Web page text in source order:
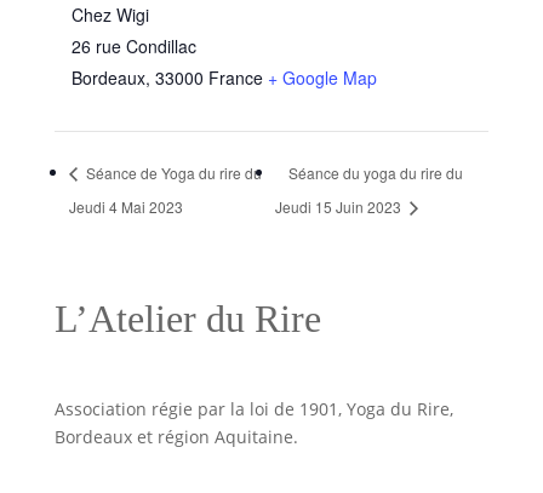
Chez Wigi
26 rue Condillac
Bordeaux, 33000 France + Google Map
Séance de Yoga du rire du
Jeudi 4 Mai 2023
Séance du yoga du rire du
Jeudi 15 Juin 2023
L’Atelier du Rire
Association régie par la loi de 1901, Yoga du Rire,
Bordeaux et région Aquitaine.